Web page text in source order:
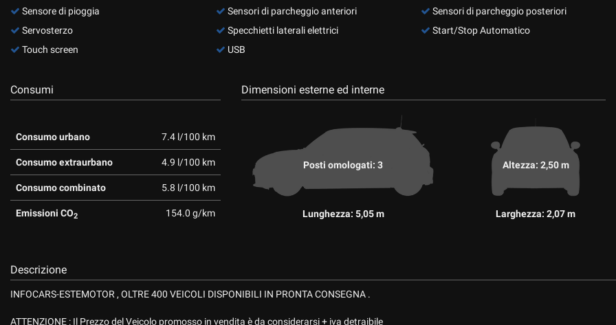
Sensore di pioggia
Servosterzo
Touch screen
Sensori di parcheggio anteriori
Specchietti laterali elettrici
USB
Sensori di parcheggio posteriori
Start/Stop Automatico
Consumi
Consumo urbano 7.4 l/100 km
Consumo extraurbano 4.9 l/100 km
Consumo combinato 5.8 l/100 km
Emissioni CO2 154.0 g/km
Dimensioni esterne ed interne
Posti omologati: 3
Lunghezza: 5,05 m
Altezza: 2,50 m
Larghezza: 2,07 m
Descrizione
INFOCARS-ESTEMOTOR , OLTRE 400 VEICOLI DISPONIBILI IN PRONTA CONSEGNA .
ATTENZIONE : Il Prezzo del Veicolo promosso in vendita è da considerarsi + iva detraibile
Cookie delle preferenze
Cookie per il miglioramento dell'esperienza utente
Cookie analitici
Cookie di marketing